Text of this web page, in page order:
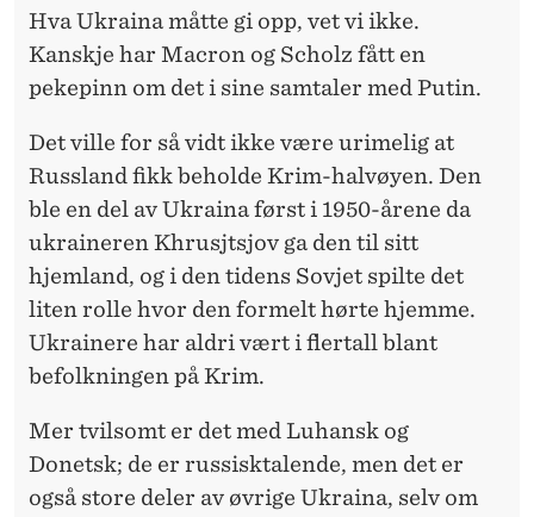
Hva Ukraina måtte gi opp, vet vi ikke.
Kanskje har Macron og Scholz fått en
pekepinn om det i sine samtaler med Putin.
Det ville for så vidt ikke være urimelig at
Russland fikk beholde Krim-halvøyen. Den
ble en del av Ukraina først i 1950-årene da
ukraineren Khrusjtsjov ga den til sitt
hjemland, og i den tidens Sovjet spilte det
liten rolle hvor den formelt hørte hjemme.
Ukrainere har aldri vært i flertall blant
befolkningen på Krim.
Mer tvilsomt er det med Luhansk og
Donetsk; de er russisktalende, men det er
også store deler av øvrige Ukraina, selv om